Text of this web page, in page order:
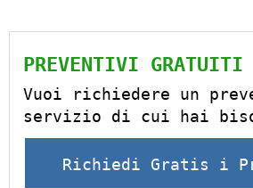
PREVENTIVI GRATUITI
Vuoi richiedere un
servizio di cui hai
Richiedi Gratis i